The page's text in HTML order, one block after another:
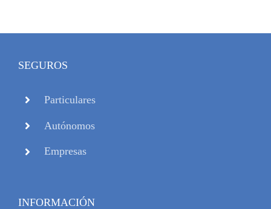
SEGUROS
Particulares
Autónomos
Empresas
INFORMACIÓN